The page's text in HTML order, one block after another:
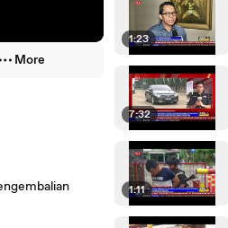
More
1:23
7:32
1:11